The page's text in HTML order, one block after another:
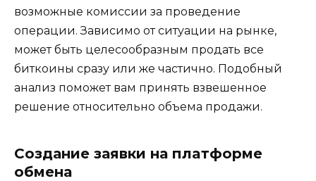
возможные комиcсии за проведение
операции. Зависимо от ситуации на рынке,
может быть целесообразным продать все
биткоины сразу или же частично. Подобный
анализ помoжет вам принять взвешенное
решение относительно объема продажи.​
Создание заявки на плaтформе
обмена